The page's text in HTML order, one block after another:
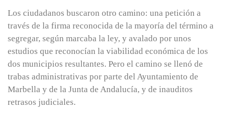
Los ciudadanos buscaron otro camino: una petición a
través de la firma reconocida de la mayoría del término a
segregar, según marcaba la ley, y avalado por unos
estudios que reconocían la viabilidad económica de los
dos municipios resultantes. Pero el camino se llenó de
trabas administrativas por parte del Ayuntamiento de
Marbella y de la Junta de Andalucía, y de inauditos
retrasos judiciales.